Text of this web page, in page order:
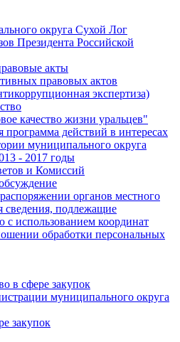
округа Сухой Лог
Президента Российской
акты
правовых актов
экспертиза)
качество жизни уральцев"
действий в интересах
муниципального округа
- 2017 годы
и Комиссий
органов местного
сведения, подлежащие
с использованием координат
обработки персональных
в сфере закупок
муниципального округа
закупок